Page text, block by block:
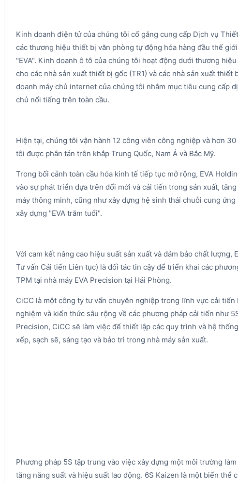
Kinh doanh điện tử của chúng tôi cố gắng cung cấp Dịch vụ
các thương hiệu thiết bị văn phòng tự động hóa hàng đầu thế
"EVA". Kinh doanh ô tô của chúng tôi hoạt động dưới thương
cho các nhà sản xuất thiết bị gốc (TR1) và các nhà sản xuất
doanh máy chủ internet của chúng tôi nhằm mục tiêu cung cấp
chủ nổi tiếng trên toàn cầu.
Hiện tại, chúng tôi vận hành 12 công viên công nghiệp và hơn
tôi được phân tán trên khắp Trung Quốc, Nam Á và Bắc Mỹ.
Trong bối cảnh toàn cầu hóa kinh tế tiếp tục mở rộng, EVA
vào sự phát triển dựa trên đổi mới và cải tiến trong sản xuất,
máy thông minh, cũng như xây dựng hệ sinh thái chuỗi cung
xây dựng "EVA trăm tuổi".
Với cam kết nâng cao hiệu suất sản xuất và đảm bảo chất lượng,
Tư vấn Cải tiến Liên tục) là đối tác tin cậy để triển khai các
TPM tại nhà máy EVA Precision tại Hải Phòng.
CiCC là một công ty tư vấn chuyên nghiệp trong lĩnh vực cải
nghiệm và kiến thức sâu rộng về các phương pháp cải tiến như
Precision, CiCC sẽ làm việc để thiết lập các quy trình và hệ
xếp, sạch sẽ, sáng tạo và bảo trì trong nhà máy sản xuất.
Phương pháp 5S tập trung vào việc xây dựng một môi trường
tăng năng suất và hiệu suất lao động. 6S Kaizen là một biến thể